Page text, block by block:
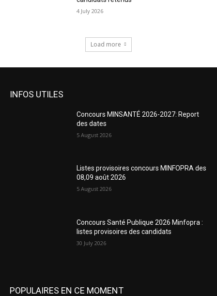
4 July 2026
Load more
INFOS UTILES
Concours MINSANTÉ 2026-2027: Report
des dates
5 August 2026
Listes provisoires concours MINFOPRA des
08,09 août 2026
5 August 2026
Concours Santé Publique 2026 Minfopra :
listes provisoires des candidats
30 July 2026
POPULAIRES EN CE MOMENT